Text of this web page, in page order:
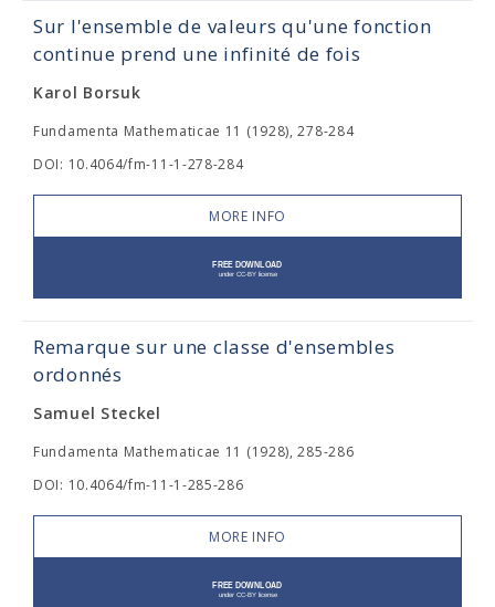
Sur l'ensemble de valeurs qu'une fonction
continue prend une infinité de fois
Karol Borsuk
Fundamenta Mathematicae 11 (1928), 278-284
DOI: 10.4064/fm-11-1-278-284
MORE INFO
Remarque sur une classe d'ensembles
ordonnés
Samuel Steckel
Fundamenta Mathematicae 11 (1928), 285-286
DOI: 10.4064/fm-11-1-285-286
MORE INFO